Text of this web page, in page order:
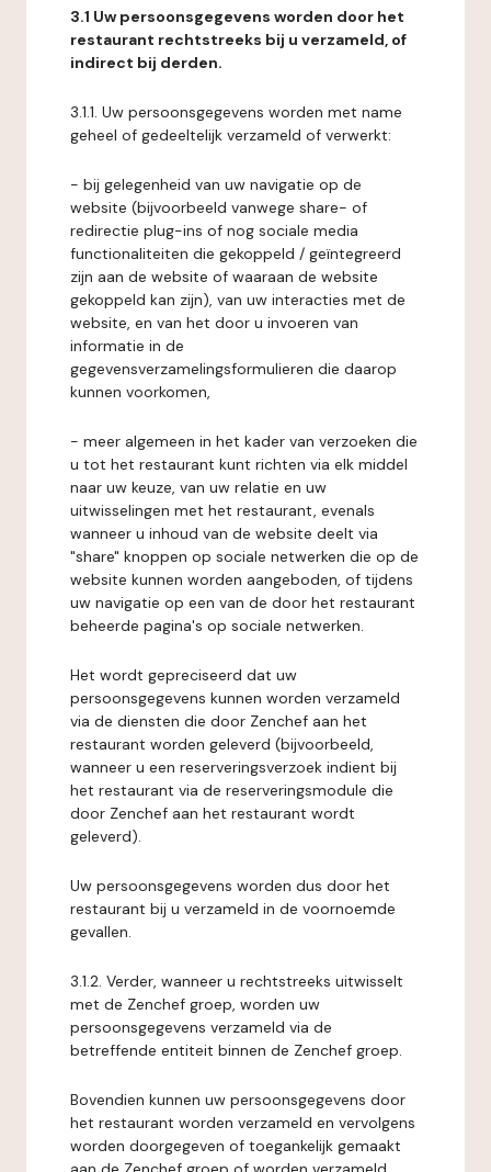
3.1 Uw persoonsgegevens worden door het
restaurant rechtstreeks bij u verzameld, of
indirect bij derden.
3.1.1. Uw persoonsgegevens worden met name
geheel of gedeeltelijk verzameld of verwerkt:
- bij gelegenheid van uw navigatie op de
website (bijvoorbeeld vanwege share- of
redirectie plug-ins of nog sociale media
functionaliteiten die gekoppeld / geïntegreerd
zijn aan de website of waaraan de website
gekoppeld kan zijn), van uw interacties met de
website, en van het door u invoeren van
informatie in de
gegevensverzamelingsformulieren die daarop
kunnen voorkomen,
- meer algemeen in het kader van verzoeken die
u tot het restaurant kunt richten via elk middel
naar uw keuze, van uw relatie en uw
uitwisselingen met het restaurant, evenals
wanneer u inhoud van de website deelt via
"share" knoppen op sociale netwerken die op de
website kunnen worden aangeboden, of tijdens
uw navigatie op een van de door het restaurant
beheerde pagina's op sociale netwerken.
Het wordt gepreciseerd dat uw
persoonsgegevens kunnen worden verzameld
via de diensten die door Zenchef aan het
restaurant worden geleverd (bijvoorbeeld,
wanneer u een reserveringsverzoek indient bij
het restaurant via de reserveringsmodule die
door Zenchef aan het restaurant wordt
geleverd).
Uw persoonsgegevens worden dus door het
restaurant bij u verzameld in de voornoemde
gevallen.
3.1.2. Verder, wanneer u rechtstreeks uitwisselt
met de Zenchef groep, worden uw
persoonsgegevens verzameld via de
betreffende entiteit binnen de Zenchef groep.
Bovendien kunnen uw persoonsgegevens door
het restaurant worden verzameld en vervolgens
worden doorgegeven of toegankelijk gemaakt